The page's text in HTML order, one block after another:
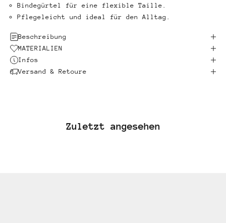
Bindegürtel für eine flexible Taille.
Pflegeleicht und ideal für den Alltag.
Beschreibung
MATERIALIEN
Infos
Versand & Retoure
Zuletzt angesehen